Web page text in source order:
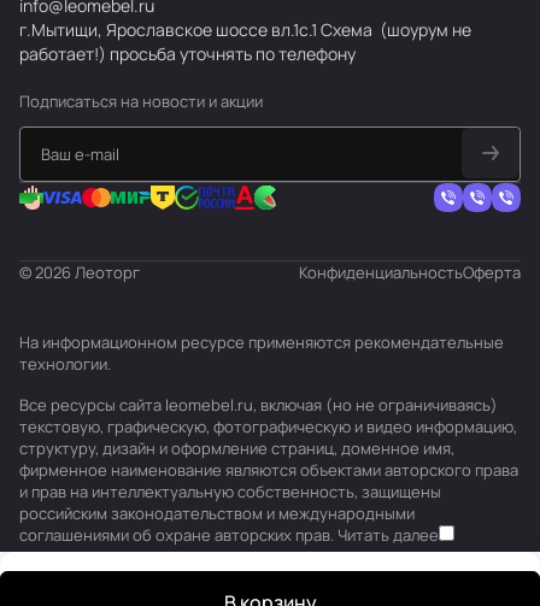
info@leomebel.ru
г.Мытищи, Ярославское шоссе вл.1с.1 Схема (шоурум не
работает!) просьба уточнять по телефону
Подписаться на новости и акции
© 2026 Леоторг КонфиденциальностьОферта
На информационном ресурсе применяются рекомендательные
технологии.
Все ресурсы сайта leomebel.ru, включая (но не ограничиваясь)
текстовую, графическую, фотографическую и видео информацию,
структуру, дизайн и оформление страниц, доменное имя,
фирменное наименование являются объектами авторского права
и прав на интеллектуальную собственность, защищены
российским законодательством и международными
соглашениями об охране авторских прав. Читать далее